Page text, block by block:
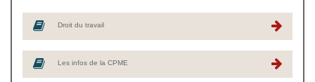
Droit du travail
Les infos de la CPME